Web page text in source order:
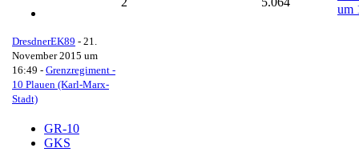
DresdnerEK89 - 21.
November 2015 um
16:49 - Grenzregiment -
10 Plauen (Karl-Marx-
Stadt)
um
GR-10
GKS